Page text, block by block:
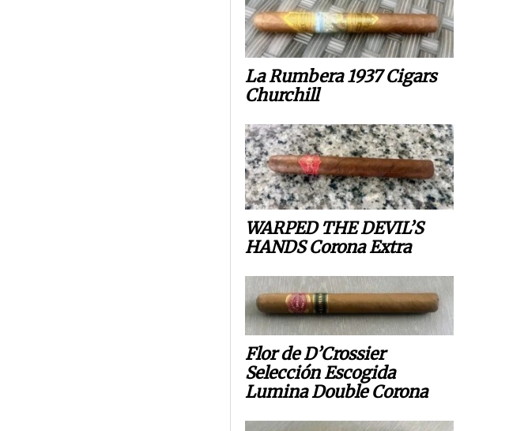
La Rumbera 1937 Cigars
Churchill
WARPED THE DEVIL’S
HANDS Corona Extra
Flor de D’Crossier
Selección Escogida
Lumina Double Corona